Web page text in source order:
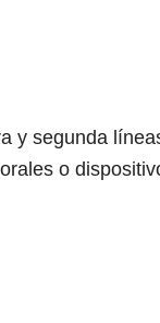
y segunda
o